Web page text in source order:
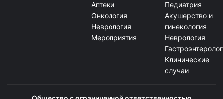
Аптеки
Онкология
Неврология
Мероприятия
Педиатрия
Акушерство и
гинекология
Неврология
Клинические
случаи